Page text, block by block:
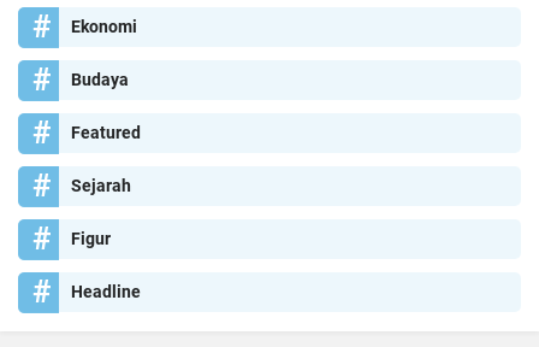
Ekonomi
Budaya
Featured
Sejarah
Figur
Headline